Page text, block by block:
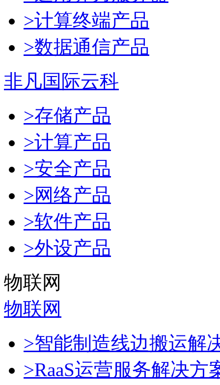
>计算终端产品
>数据通信产品
非凡国际云科
>存储产品
>计算产品
>安全产品
>网络产品
>软件产品
>外设产品
物联网
物联网
>智能制造线边搬运解
>RaaS运营服务解决方